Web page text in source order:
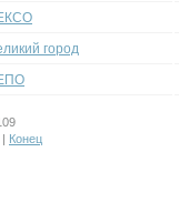
город
| Конец